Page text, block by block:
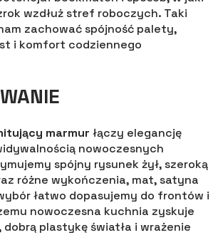
wzdłuż stref roboczych. Taki
zachować spójność palety,
i komfort codziennego
marmur łączy elegancję
nowoczesnych
spójny rysunek żył, szeroką
różne wykończenia, mat, satyna
łatwo dopasujemy do frontów i
nowoczesna kuchnia zyskuje
plastykę światła i wrażenie